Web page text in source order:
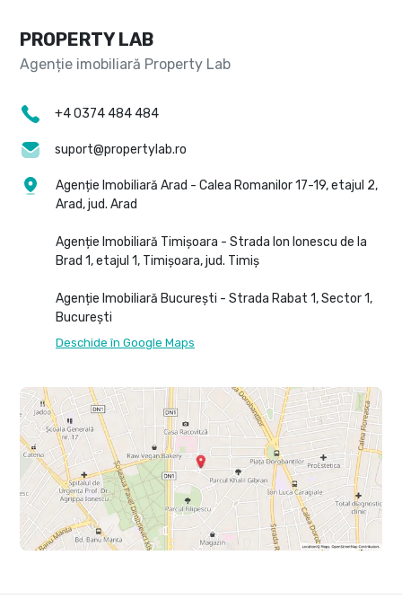
PROPERTY LAB
+4 0374 484 484
suport@propertylab.ro
Agenție Imobiliară Arad - Calea Romanilor 17-19, etajul 2,
Arad, jud. Arad
Agenție Imobiliară Timișoara - Strada Ion Ionescu de la
Brad 1, etajul 1, Timișoara, jud. Timiș
Agenție Imobiliară București - Strada Rabat 1, Sector 1,
București
Deschide în Google Maps